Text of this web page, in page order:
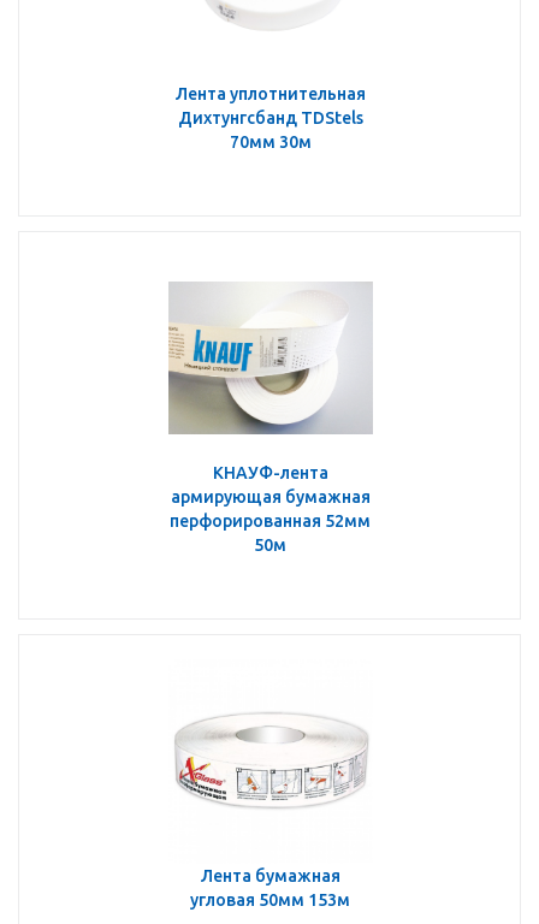
Лента уплотнительная
Дихтунгсбанд TDStels
70мм 30м
КНАУФ-лента
армирующая бумажная
перфорированная 52мм
50м
Лента бумажная
угловая 50мм 153м